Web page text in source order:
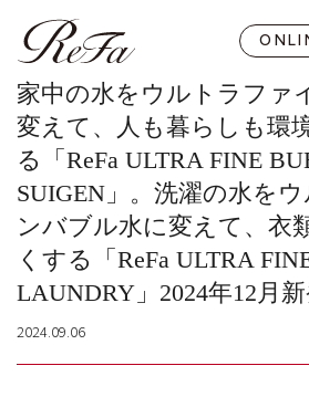
家中の水をウルトラファ
変えて、人も暮らしも環
る「ReFa ULTRA FINE
SUIGEN」。洗濯の水を
ンバブル水に変えて、衣
くする「ReFa ULTRA
LAUNDRY」2024年12月
2024.09.06